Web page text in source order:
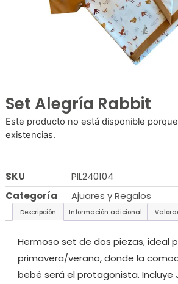
Set Alegría Rabbit
Este producto no está disponible
existencias.
SKU
PIL240104
Categoría
Ajuares y Regalos
Descripción Información adicional
Hermoso set de dos piezas, ideal
primavera/verano, donde la
bebé será el protagonista. Incluye